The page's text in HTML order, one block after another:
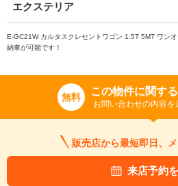
エクステリア
E-GC21W カルタスクレセントワゴン 1.5T 5MT ワン
納車が可能です！
無料 この物件に関す
お問い合わせの内容
販売店から最短即日、
来店予約